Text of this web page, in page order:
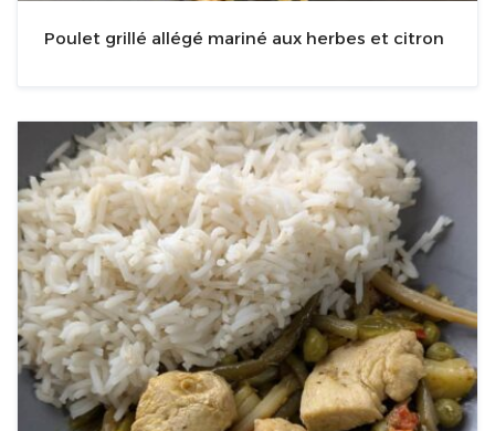
Poulet grillé allégé mariné aux herbes et citron